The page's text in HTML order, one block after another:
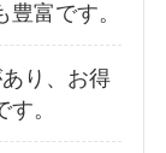
富です。
り、お得
。